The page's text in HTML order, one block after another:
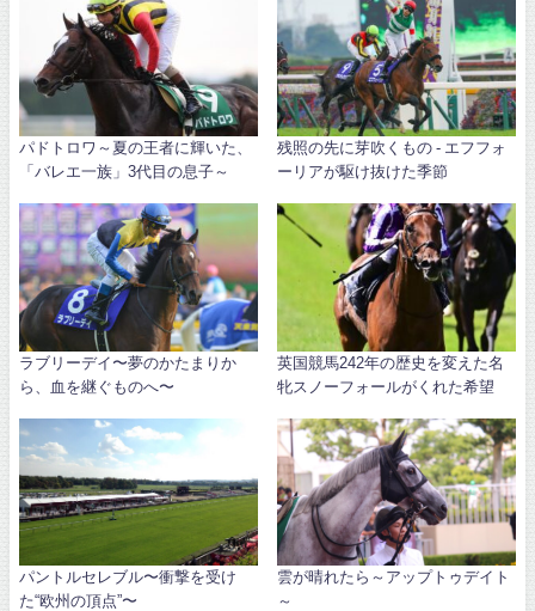
パドトロワ～夏の王者に輝いた、
「バレエ一族」3代目の息子～
残照の先に芽吹くもの - エフフォ
ーリアが駆け抜けた季節
ラブリーデイ〜夢のかたまりか
ら、血を継ぐものへ〜
英国競馬242年の歴史を変えた名
牝スノーフォールがくれた希望
パントルセレブル〜衝撃を受け
た“欧州の頂点”〜
雲が晴れたら～アップトゥデイト
～